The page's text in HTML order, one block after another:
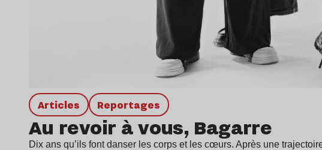
Articles Reportages
Au revoir à vous, Bagarre
Dix ans qu’ils font danser les corps et les cœurs. Après une